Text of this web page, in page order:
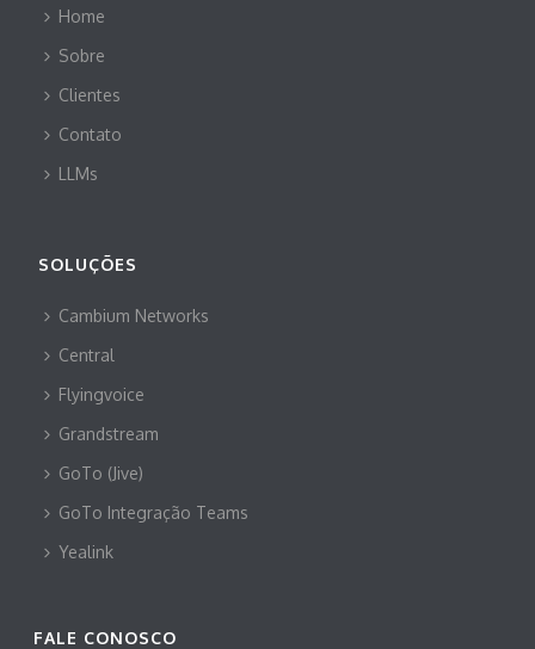
Home
Sobre
Clientes
Contato
LLMs
SOLUÇÕES
Cambium Networks
Central
Flyingvoice
Grandstream
GoTo (Jive)
GoTo Integração Teams
Yealink
FALE CONOSCO